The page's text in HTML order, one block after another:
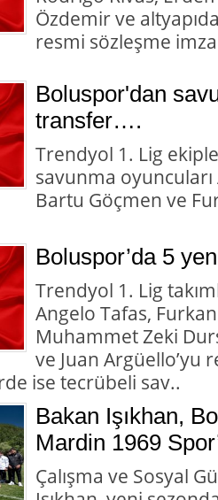
Özdemir ve
resmi sözleşme
Boluspor'dan
transfer….
Trendyol 1. Lig
savunma oyuncuları
Bartu Göçmen ve
Boluspor’da 5
Trendyol 1. Lig
Angelo Tafas,
Muhammet Zeki
ve Juan Argüello’yu
ise tecrübeli sav..
Bakan Işıkhan,
Mardin 1969
Çalışma ve Sosyal